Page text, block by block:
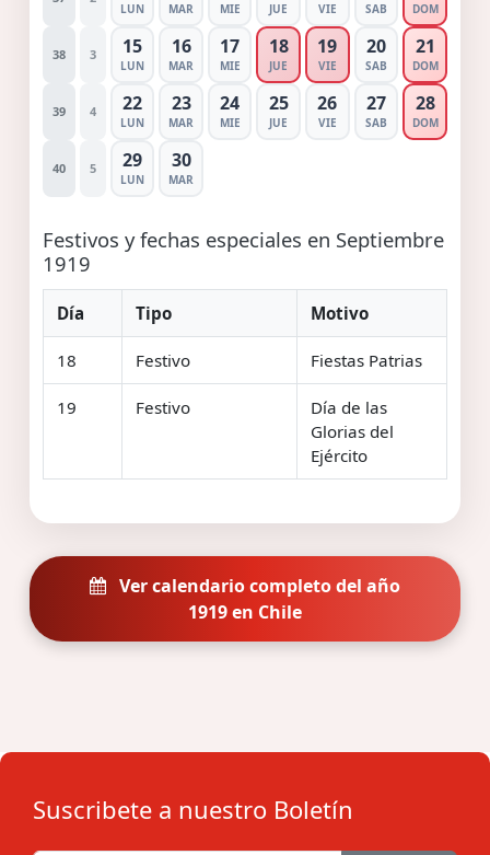
LUN MAR MIE JUE VIE SAB DOM
38 3 15
LUN
16
MAR
17
MIE
18
JUE
19
VIE
20
SAB
21
DOM
39 4 22
LUN
23
MAR
24
MIE
25
JUE
26
VIE
27
SAB
28
DOM
40 5 29
LUN
30
MAR
Festivos y fechas especiales en Septiembre
1919
Día Tipo Motivo
18 Festivo Fiestas Patrias
19 Festivo
Día de las
Glorias del
Ejército
Ver calendario completo del año
1919 en Chile
Suscribete a nuestro Boletín